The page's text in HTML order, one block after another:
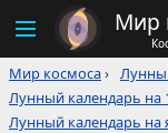
Мир
Мир космоса›
Лунный календарь на
Лунный календарь на